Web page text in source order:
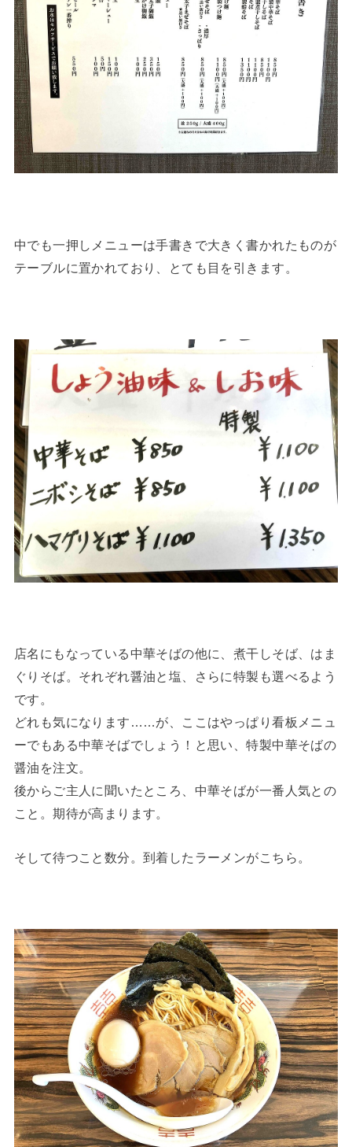
中でも一押しメニューは手書きで大きく書かれたものが
テーブルに置かれており、とても目を引きます。
店名にもなっている中華そばの他に、煮干しそば、はま
ぐりそば。それぞれ醤油と塩、さらに特製も選べるよう
です。
どれも気になります……が、ここはやっぱり看板メニュ
ーでもある中華そばでしょう！と思い、特製中華そばの
醤油を注文。
後からご主人に聞いたところ、中華そばが一番人気との
こと。期待が高まります。
そして待つこと数分。到着したラーメンがこちら。